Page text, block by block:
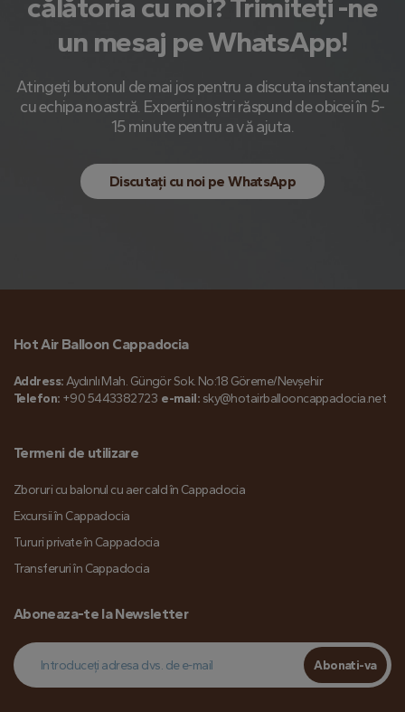
un mesaj pe WhatsApp!
Atingeți butonul de mai jos pentru a discuta instantaneu
cu echipa noastră. Experții noștri răspund de obicei în 5-
15 minute pentru a vă ajuta.
Discutați cu noi pe WhatsApp
Hot Air Balloon Cappadocia
Address:Aydınlı Mah. Güngör Sok. No:18 Göreme/Nevşehir
Telefon: +90 5443382723 e-mail: sky@hotairballooncappadocia.net
Termeni de utilizare
Zboruri cu balonul cu aer cald în Cappadocia
Excursii în Cappadocia
Tururi private în Cappadocia
Transferuri în Cappadocia
Aboneaza-te la Newsletter
Abonati-va